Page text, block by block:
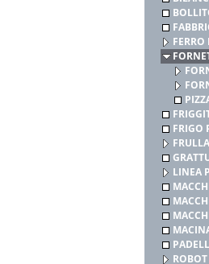
FERRO
FRIGO
LINEA